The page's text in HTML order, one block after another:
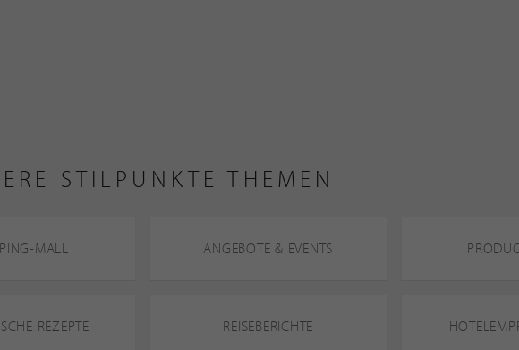
STILPUNKTE THEMEN
MALL ANGEBOTE & EVENTS
REZEPTE REISEBERICHTE